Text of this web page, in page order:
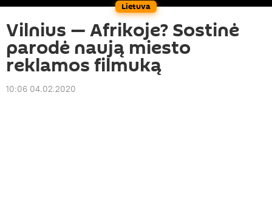
Lietuva
Vilnius — Afrikoje? Sostinė
parodė naują miesto
reklamos filmuką
10:06 04.02.2020